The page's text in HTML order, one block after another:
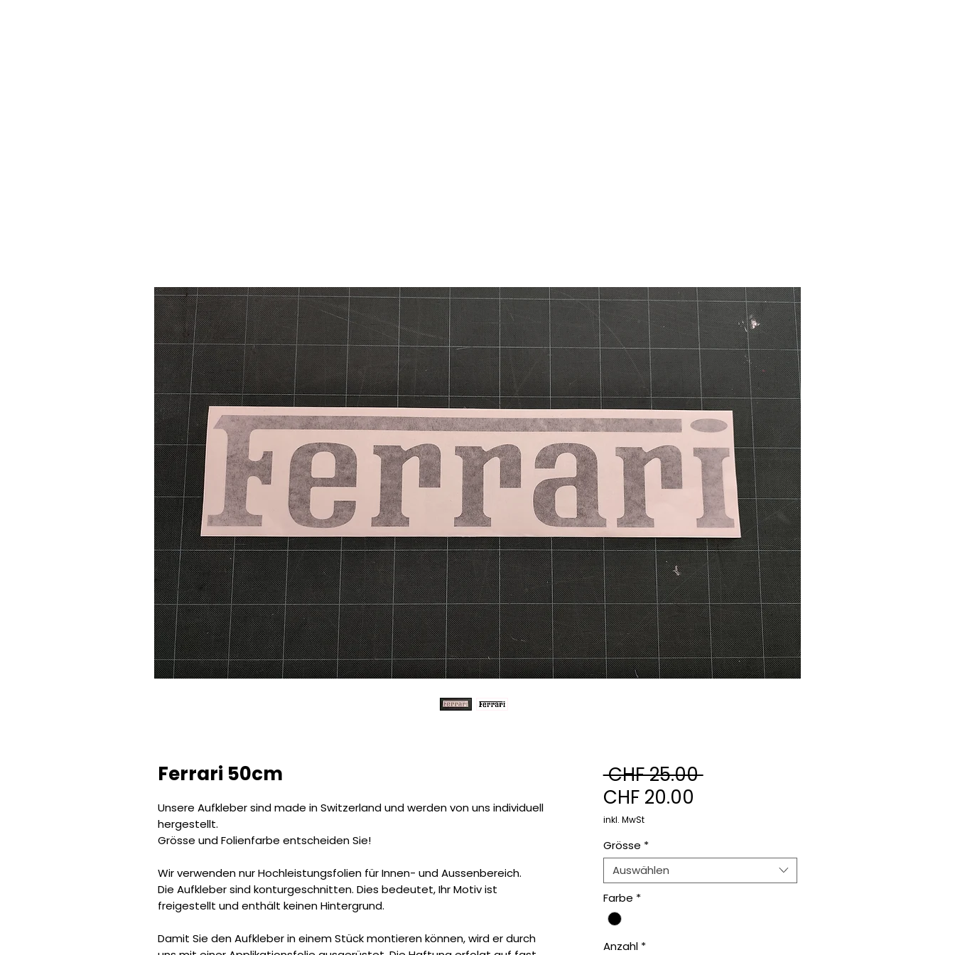
Ferrari 50cm
Unsere Aufkleber sind made in Switzerland und werden von uns individuell
hergestellt.
Grösse und Folienfarbe entscheiden Sie!
Wir verwenden nur Hochleistungsfolien für Innen- und Aussenbereich.
Die Aufkleber sind konturgeschnitten. Dies bedeutet, Ihr Motiv ist
freigestellt und enthält keinen Hintergrund.
Damit Sie den Aufkleber in einem Stück montieren können, wird er durch
CHF 25.00 Standardpreis
CHF 20.00
inkl. MwSt
Grösse *
Auswählen
Farbe *
Anzahl *